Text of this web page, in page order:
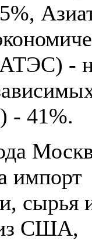
-
- 41%.
импорт
сырья
из США,